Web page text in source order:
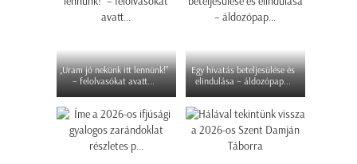
„Uram jó nekünk itt lennünk!”
– felolvasókat avatt...
Egy hivatás beteljesülése és
elindulása – áldozópap...